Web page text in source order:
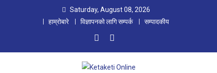
Saturday, August 08, 2026
हाम्रोबारे
विज्ञापनको लागि सम्पर्क सम्पादकीय